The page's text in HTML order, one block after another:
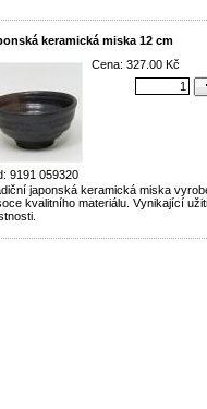
keramická miska 12 cm
9191 059320
Cena: 327.00 Kč
japonská keramická miska
kvalitního materiálu. Vynikající